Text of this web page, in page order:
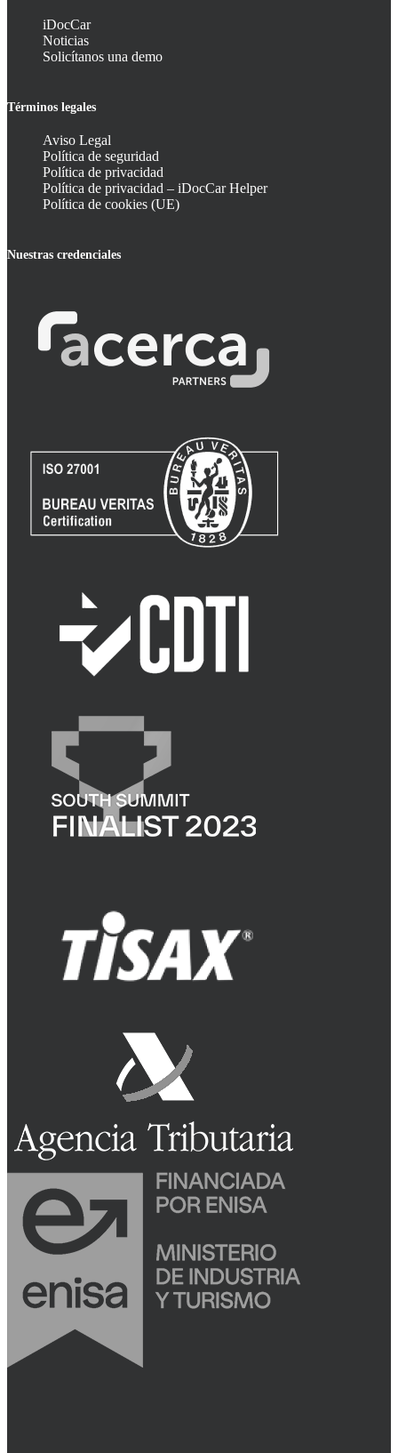
iDocCar
Noticias
Solicítanos una demo
Términos legales
Aviso Legal
Política de seguridad
Política de privacidad
Política de privacidad – iDocCar Helper
Política de cookies (UE)
Nuestras credenciales